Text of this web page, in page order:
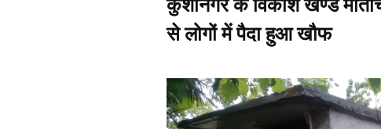
से लोगों में पैदा हुआ खौफ